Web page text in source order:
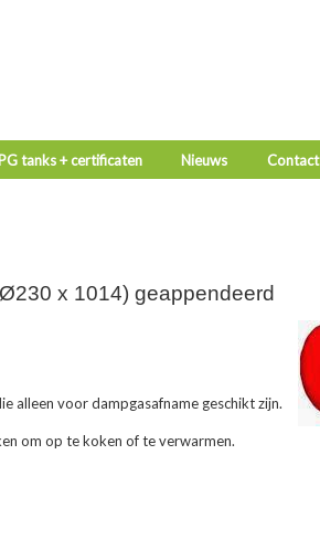
tanks + certificaten Nieuws Contact
x 1014) geappendeerd
alleen voor dampgasafname geschikt zijn.
om op te koken of te verwarmen.